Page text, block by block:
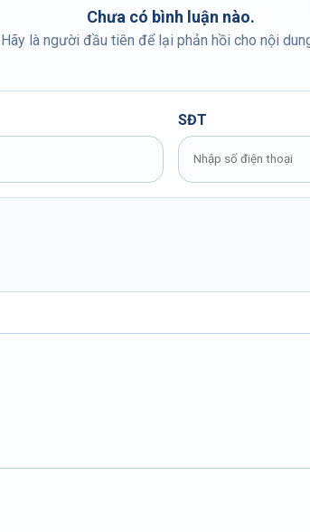
Chưa có bình luận nào.
Hãy là người đầu tiên để lại phản hồi cho nội
SĐT